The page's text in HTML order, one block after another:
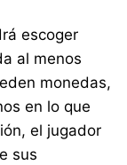
escoger
al menos
monedas,
en lo que
el jugador
sus